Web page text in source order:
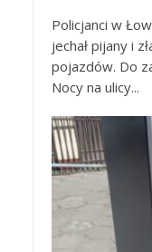
Policjanci w
jechał pijany i
pojazdów. Do
Nocy na ulicy...